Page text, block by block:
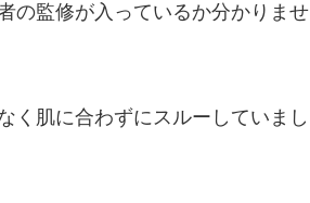
の監修が入っているか分かりませ
く肌に合わずにスルーしていまし